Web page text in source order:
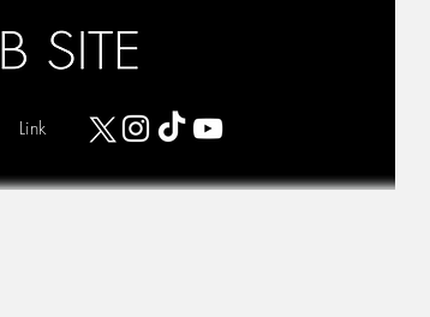
Link